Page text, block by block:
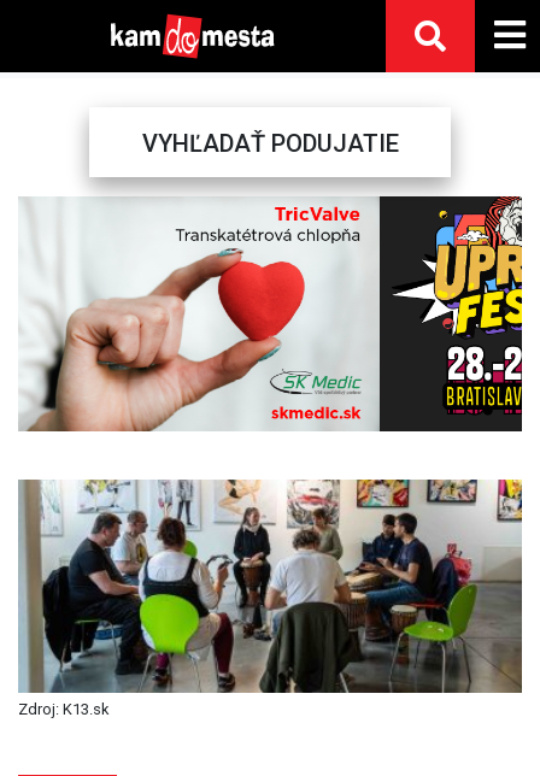
VYHĽADAŤ PODUJATIE
Previous Next
Zdroj: K13.sk